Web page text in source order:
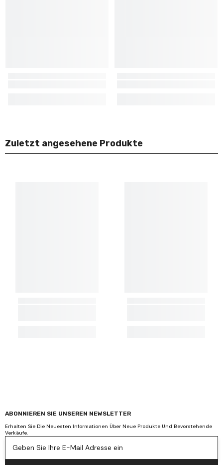
Zuletzt angesehene Produkte
ABONNIEREN SIE UNSEREN NEWSLETTER
Erhalten Sie Die Neuesten Informationen Über Neue Produkte Und Bevorstehende
Verkäufe.
Geben Sie Ihre E-Mail Adresse ein